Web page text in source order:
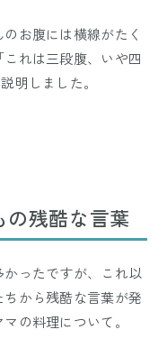
お腹には横線がたく
れは三段腹、いや四
明しました。
の残酷な言葉
ったですが、これ以
から残酷な言葉が発
の料理について。